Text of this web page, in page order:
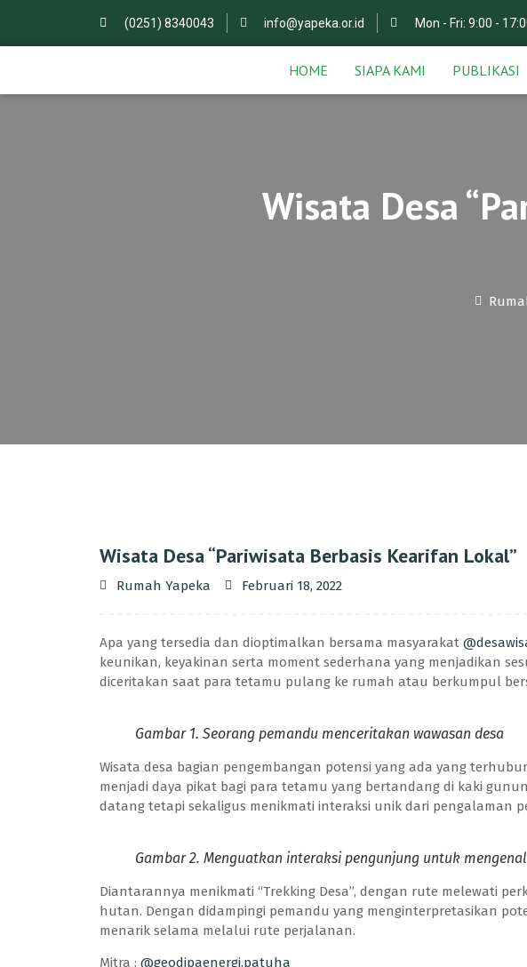
(0251) 8340043 info@yapeka.or.id Mon - Fri: 9:00 -
HOME SIAPA KAMI PUBLIKASI
Wisata Desa
Wisata Desa “Pariwisata Berbasis Kearifan Lokal”
Rumah Yapeka Februari 18, 2022
Apa yang tersedia dan dioptimalkan bersama masyarakat
keunikan, keyakinan serta moment sederhana yang menjadikan
diceritakan saat para tetamu pulang ke rumah atau berkumpul
Gambar 1. Seorang pemandu menceritakan wawasan desa
Wisata desa bagian pengembangan potensi yang ada yang
menjadi daya pikat bagi para tetamu yang bertandang di kaki
datang tetapi sekaligus menikmati interaksi unik dari pengalaman
Gambar 2. Menguatkan interaksi pengunjung untuk
Diantarannya menikmati “Trekking Desa”, dengan rute melewati
hutan. Dengan didampingi pemandu yang menginterpretasikan
menarik selama melalui rute perjalanan.
Mitra : @geodipaenergi.patuha